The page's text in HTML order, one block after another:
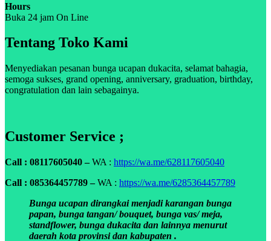
Hours
Buka 24 jam On Line
Tentang Toko Kami
Menyediakan pesanan bunga ucapan dukacita, selamat bahagia,
semoga sukses, grand opening, anniversary, graduation, birthday,
congratulation dan lain sebagainya.
Customer Service ;
Call : 08117605040 –WA : https://wa.me/628117605040
Call : 085364457789 –WA : https://wa.me/6285364457789
Bunga ucapan dirangkai menjadi karangan bunga
papan, bunga tangan/ bouquet, bunga vas/ meja,
standflower, bunga dukacita dan lainnya menurut
daerah kota provinsi dan kabupaten .